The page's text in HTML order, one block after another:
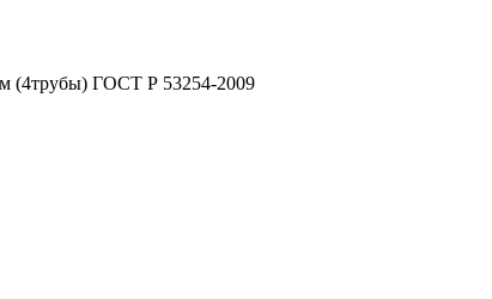
(4трубы) ГОСТ Р 53254-2009